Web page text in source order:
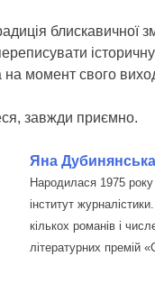
блискавичної
на момент свого
завжди приємно.
Яна Дубинянська
Народилася 1975
інститут
кількох романів і
літературних премій